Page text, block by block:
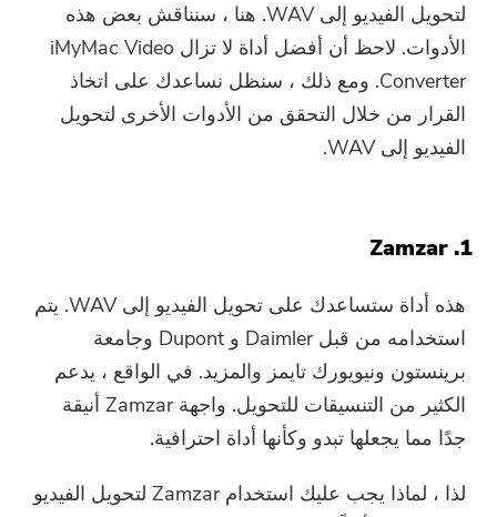
لتحويل الفيديو إلى WAV. هنا ، سنناقش بعض هذه
الأدوات. لاحظ أن أفضل أداة لا تزال iMyMac Video
Converter. ومع ذلك ، سنظل نساعدك على اتخاذ
القرار من خلال التحقق من الأدوات الأخرى لتحويل
الفيديو إلى WAV.
1. Zamzar
هذه أداة ستساعدك على تحويل الفيديو إلى WAV. يتم
استخدامه من قبل Daimler و Dupont وجامعة
برينستون ونيويورك تايمز والمزيد. في الواقع ، يدعم
الكثير من التنسيقات للتحويل. واجهة Zamzar أنيقة
جدًا مما يجعلها تبدو وكأنها أداة احترافية.
لذا ، لماذا يجب عليك استخدام Zamzar لتحويل الفيديو
أنت على وشك الإنتهاء.
اشترك في أفضل عروضنا وأخبارنا
الحارة موجه
يمكن تنزيل هذا البرنامج واستخدامه